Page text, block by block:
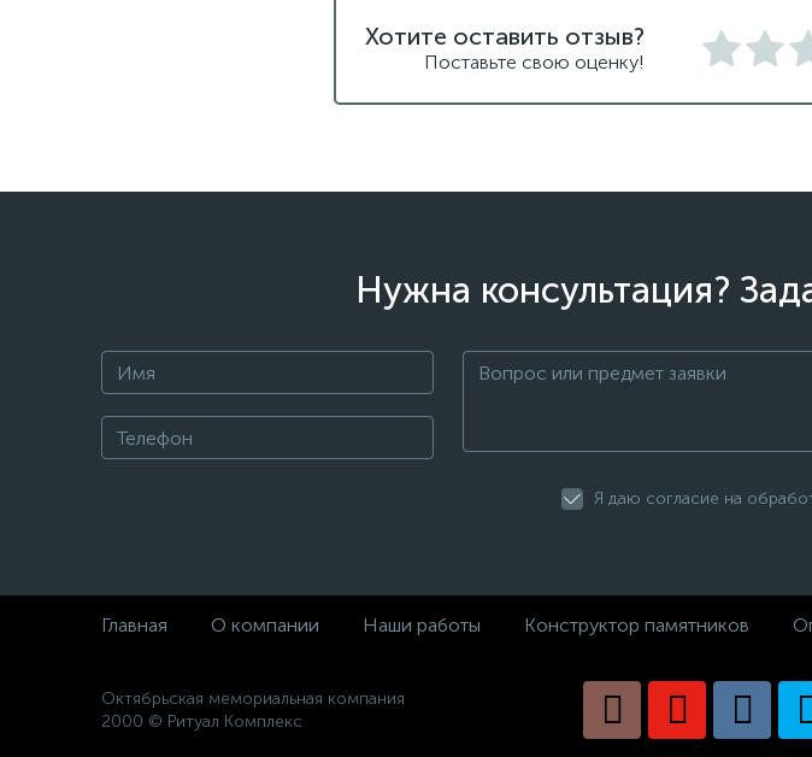
Хотите оставить отзыв?
Поставьте свою оценку!
Нужна консультация?
Я даю согласие на
Главная О компании Наши работы Конструктор памятников
Октябрьская мемориальная компания
2000 © Ритуал Комплекс